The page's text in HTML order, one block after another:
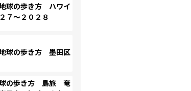
球の歩き方 ハワイ
７～２０２８
球の歩き方 墨田区
の歩き方 島旅 奄